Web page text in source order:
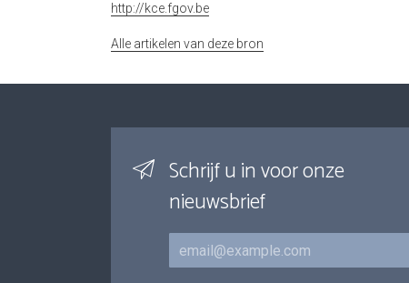
http://kce.fgov.be
Alle artikelen van deze bron
Schrijf u in voor onze
nieuwsbrief
E-mail